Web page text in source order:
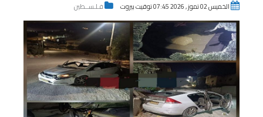
الخميس 02 تموز , 2026 07:45 توقيت بيروت فـلـســطين